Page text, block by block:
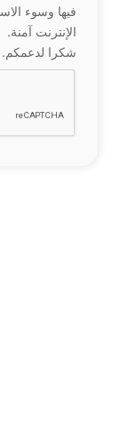
فيها وسوء
الإنترنت آمنة.
شكرا لدعمكم.